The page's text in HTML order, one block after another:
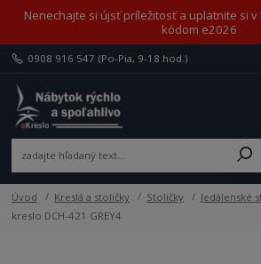
Nenechajte si újsť príležitosť a uplatnite si v
kódom e2026
0908 916 547 (Po-Pia, 9-18 hod.)
Úvod Kreslá a stoličky Stoličky Jedálenské
kreslo DCH-421 GREY4